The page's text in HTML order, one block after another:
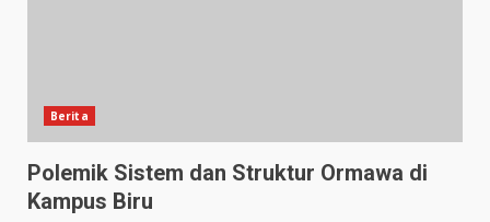
Berita
Polemik Sistem dan Struktur Ormawa di
Kampus Biru